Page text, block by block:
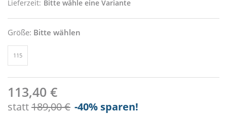
Lieferzeit: Bitte wähle eine Variante
Größe: Bitte wählen
115
113,40 €
statt189,00 € -40% sparen!